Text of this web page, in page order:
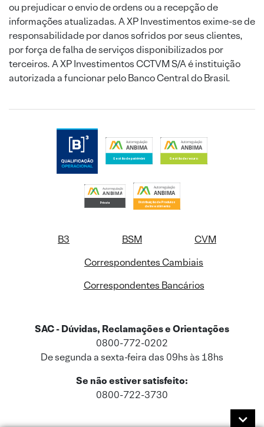
ou prejudicar o envio de ordens ou a recepção de
informações atualizadas. A XP Investimentos exime-se de
responsabilidade por danos sofridos por seus clientes,
por força de falha de serviços disponibilizados por
terceiros. A XP Investimentos CCTVM S/A é instituição
autorizada a funcionar pelo Banco Central do Brasil.
B3 BSM
CVM
Correspondentes Cambiais
Correspondentes Bancários
SAC - Dúvidas, Reclamações e Orientações
0800-772-0202
De segunda a sexta-feira das 09hs às 18hs
Se não estiver satisfeito:
0800-722-3730